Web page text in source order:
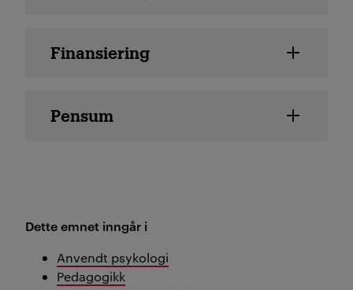
Finansiering
Pensum
Dette emnet inngår i
Anvendt psykologi
Pedagogikk